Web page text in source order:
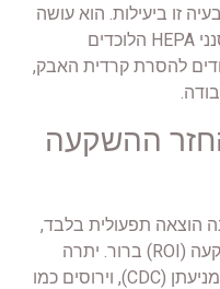
זו ביעילות. הוא עושה
זאת באמצעות שאיבת אבק עם מסנני HEPA הלוכדים
להסרת קרדית האבק,
ההשקעה
הוצאה תפעולית בלבד,
אלא מהלך אסטרטגי עם החזר השקעה (ROI) ברור. יתרה
מכך, על פי המרכז לבקרת מחלות ומניעתן (CDC), וירוסים כמו